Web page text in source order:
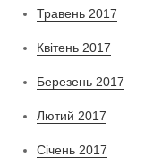
Травень 2017
Квітень 2017
Березень 2017
Лютий 2017
Січень 2017